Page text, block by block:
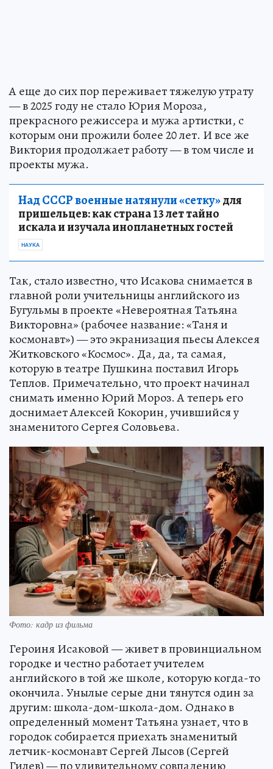
А еще до сих пор переживает тяжелую утрату
— в 2025 году не стало Юрия Мороза,
прекрасного режиссера и мужа артистки, с
которым они прожили более 20 лет. И все же
Виктория продолжает работу — в том числе и
проекты мужа.
Над СССР военные натянули «сетку»для
пришельцев: как страна 13 лет тайно
искала и изучала инопланетных гостей
НАУКА
Так, стало известно, что Исакова снимается в
главной роли учительницы английского из
Бугульмы в проекте «Невероятная Татьяна
Викторовна» (рабочее название: «Таня и
космонавт») — это экранизация пьесы Алексея
Житковского «Космос». Да, да, та самая,
которую в театре Пушкина поставил Игорь
Теплов. Примечательно, что проект начинал
снимать именно Юрий Мороз. А теперь его
доснимает Алексей Кокорин, учившийся у
знаменитого Сергея Соловьева.
Фото: кадр из фильма
Героиня Исаковой — живет в провинциальном
городке и честно работает учителем
английского в той же школе, которую когда-то
окончила. Унылые серые дни тянутся один за
другим: школа-дом-школа-дом. Однако в
определенный момент Татьяна узнает, что в
городок собирается приехать знаменитый
летчик-космонавт Сергей Лысов (Сергей
Гилев) — по удивительному совпадению